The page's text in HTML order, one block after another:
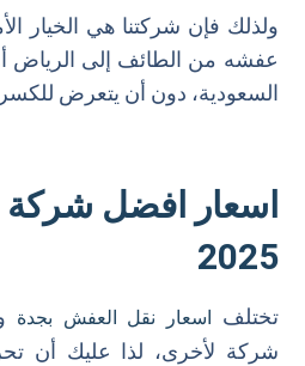
ولذلك فإن شركتنا هي الخيار
عفشه من الطائف إلى الرياض
السعودية، دون أن يتعرض
اسعار افضل شركة
2025
تختلف اسعار نقل العفش بجدة
شركة لأخرى، لذا عليك أن